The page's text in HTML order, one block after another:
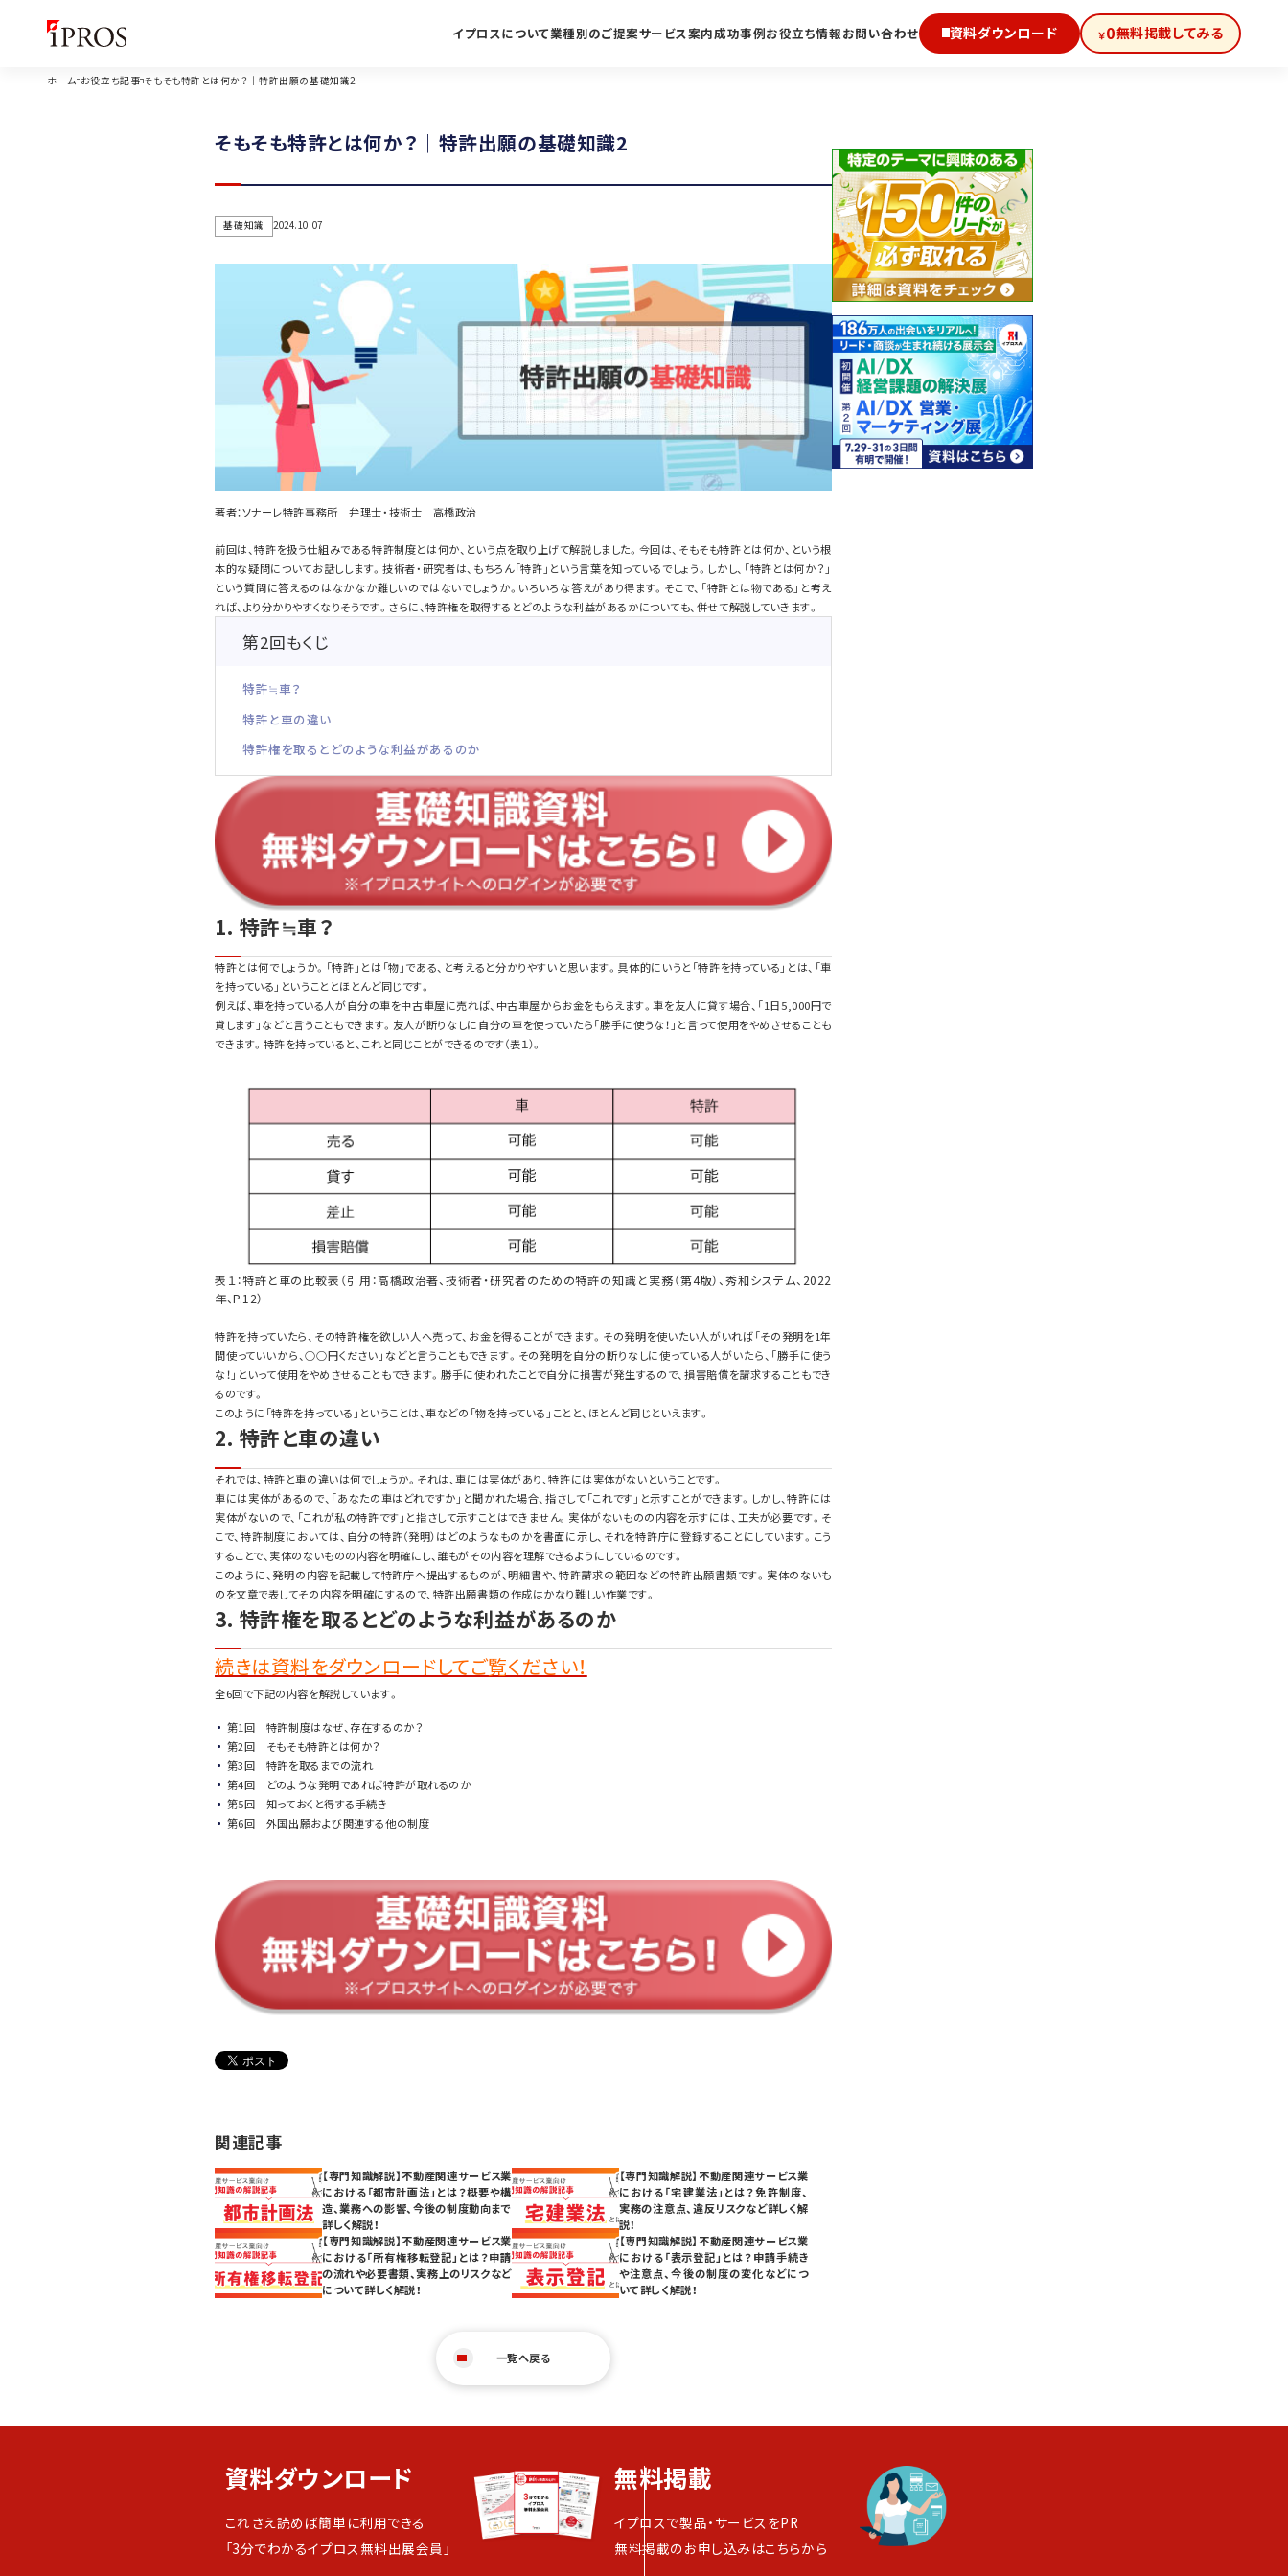
イプロスについて業種別のご提案サービス案内成功事例お役立ち情報お問い合わせ 資料ダウンロード ￥0無料掲載してみる
ホーム お役立ち記事 そもそも特許とは何か？｜特許出願の基礎知識2
そもそも特許とは何か？｜特許出願の基礎知識2
基礎知識 2024.10.07
著者：ソナーレ特許事務所 弁理士・技術士 高橋政治
前回は、特許を扱う仕組みである特許制度とは何か、という点を取り上げて解説しました。今回は、そもそも特許とは何か、という根
本的な疑問についてお話しします。技術者・研究者は、もちろん「特許」という言葉を知っているでしょう。しかし、「特許とは何か？」
という質問に答えるのはなかなか難しいのではないでしょうか。いろいろな答えがあり得ます。そこで、「特許とは物である」と考え
れば、より分かりやすくなりそうです。さらに、特許権を取得するとどのような利益があるかについても、併せて解説していきます。
第2回もくじ
特許≒車？
特許と車の違い
特許権を取るとどのような利益があるのか
1. 特許≒車？
特許とは何でしょうか。「特許」とは「物」である、と考えると分かりやすいと思います。具体的にいうと「特許を持っている」とは、「車
を持っている」ということとほとんど同じです。
例えば、車を持っている人が自分の車を中古車屋に売れば、中古車屋からお金をもらえます。車を友人に貸す場合、「1日5,000円で
貸します」などと言うこともできます。友人が断りなしに自分の車を使っていたら「勝手に使うな！」と言って使用をやめさせることも
できます。特許を持っていると、これと同じことができるのです（表１）。
表１：特許と車の比較表（引用：高橋政治著、技術者・研究者のための特許の知識と実務（第4版）、秀和システム、2022
年、P.12）
特許を持っていたら、その特許権を欲しい人へ売って、お金を得ることができます。その発明を使いたい人がいれば「その発明を1年
間使っていいから、○○円ください」などと言うこともできます。その発明を自分の断りなしに使っている人がいたら、「勝手に使う
な！」といって使用をやめさせることもできます。勝手に使われたことで自分に損害が発生するので、損害賠償を請求することもでき
るのです。
このように「特許を持っている」ということは、車などの「物を持っている」ことと、ほとんど同じといえます。
2. 特許と車の違い
それでは、特許と車の違いは何でしょうか。それは、車には実体があり、特許には実体がないということです。
車には実体があるので、「あなたの車はどれですか」と聞かれた場合、指さして「これです」と示すことができます。しかし、特許には
実体がないので、「これが私の特許です」と指さして示すことはできません。実体がないものの内容を示すには、工夫が必要です。そ
こで、特許制度においては、自分の特許（発明）はどのようなものかを書面に示し、それを特許庁に登録することにしています。こう
することで、実体のないものの内容を明確にし、誰もがその内容を理解できるようにしているのです。
このように、発明の内容を記載して特許庁へ提出するものが、明細書や、特許請求の範囲などの特許出願書類です。実体のないも
のを文章で表してその内容を明確にするので、特許出願書類の作成はかなり難しい作業です。
3. 特許権を取るとどのような利益があるのか
続きは資料をダウンロードしてご覧ください！
全6回で下記の内容を解説しています。
第1回 特許制度はなぜ、存在するのか？
第2回 そもそも特許とは何か？
第3回 特許を取るまでの流れ
第4回 どのような発明であれば特許が取れるのか
第5回 知っておくと得する手続き
第6回 外国出願および関連する他の制度
関連記事
【専門知識解説】不動産関連サービス業
における「都市計画法」とは？概要や構
造、業務への影響、今後の制度動向まで
詳しく解説！
【専門知識解説】不動産関連サービス業
における「宅建業法」とは？免許制度、
実務の注意点、違反リスクなど詳しく解
説！
【専門知識解説】不動産関連サービス業
における「所有権移転登記」とは？申請
の流れや必要書類、実務上のリスクなど
について詳しく解説！
【専門知識解説】不動産関連サービス業
における「表示登記」とは？申請手続き
や注意点、今後の制度の変化などにつ
いて詳しく解説！
一覧へ戻る
資料ダウンロード
これさえ読めば簡単に利用できる
「3分でわかるイプロス無料出展会員」
無料掲載
イプロスで製品・サービスをPR
無料掲載のお申し込みはこちらから